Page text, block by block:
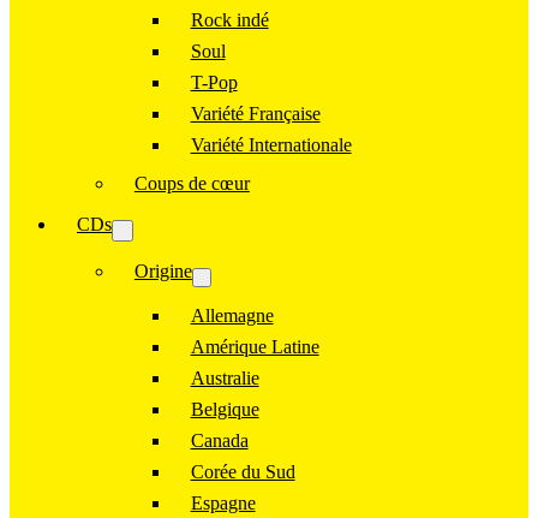
Rock indé
Soul
T-Pop
Variété Française
Variété Internationale
Coups de cœur
CDs
Origine
Allemagne
Amérique Latine
Australie
Belgique
Canada
Corée du Sud
Espagne